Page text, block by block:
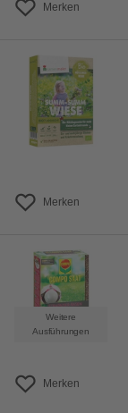
Merken
Merken
Weitere
Ausführungen
Merken